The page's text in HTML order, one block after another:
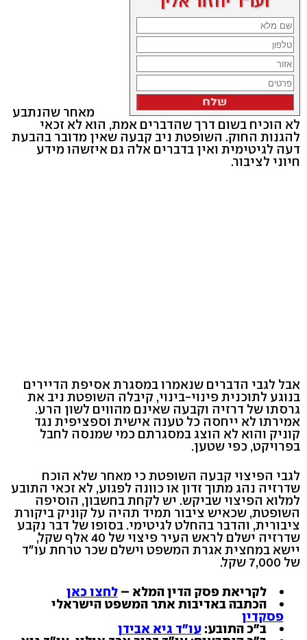
מאחר שהנתבע
לא הוכיח בשום דרך שהדברים אמת, הוא לא זכאי
להגנות החוק. השופטת ניב קבעה שאין מדובר בהבעת
דעה לגיטימית ואין בדברים אלה גם איזשהו מידע
חיוני לציבור.
אבל לגבי הדברים שנאמרו במסגרת אסיפת הדיירים
בנוגע לתוכנית פינוי-בינוי, קיבלה השופטת ניב את
גרסתו של דרזיה וקבעה שאינם מהווים לשון הרע.
אמירתו לא ייחסה כל טענה אישית וספציפית נגד
קוניק והוא לא הוצג במסגרתם כמי שמנסה לחבל
בפרויקט, כפי שטען.
לגבי הפיצוי קבעה השופטת כי מאחר שלא הוכח
שדרזיה נהג מתוך זדון או כוונה לפגוע, לא זכאי התובע
למלוא הפיצוי שביקש. יש לקחת בחשבון, הוסיפה
השופטת, שכאיש ציבור תמיד תהיה על קוניק ביקורת
ציבורית, והדבר בהחלט לגיטימי. בסופו של דבר נקבע
שדרזיה ישלם לראש העיר פיצוי של 40 אלף שקל,
יישא במחצית אגרת המשפט וישלם שכר טרחת עו"ד
של 7,000 שקל.
לקריאת פסק הדין המלא –לחצו כאן
הכתבה באדיבות אתר המשפט הישראלי
פסקדין
ב"כ התובע:עו"ד גיא אבידן